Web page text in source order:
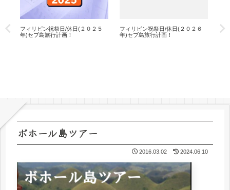
フィリピン祝祭日/休日(２０２５
年)セブ島旅行計画！
フィリピン祝祭日/休日(２０２６
年)セブ島旅行計画！
セ
ボホール島ツアー
2016.03.02 2024.06.10